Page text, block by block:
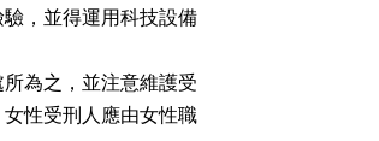
，並得運用科技設備
為之，並注意維護受
性受刑人應由女性職